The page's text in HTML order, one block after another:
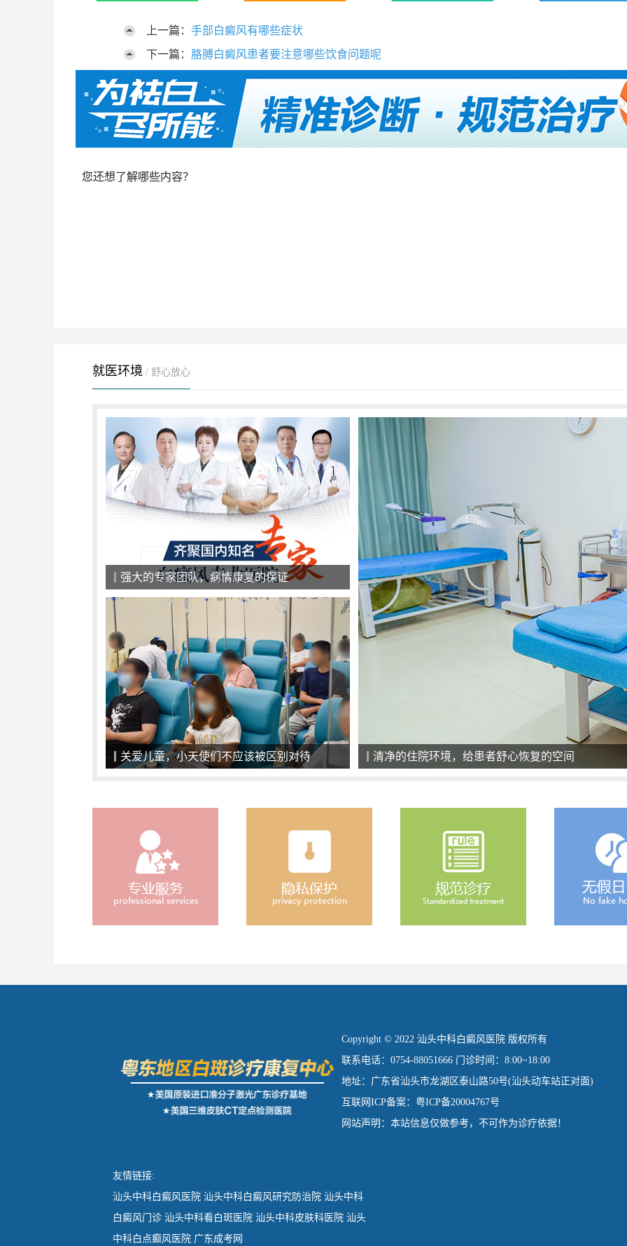
上一篇： 手部白癜风有哪些症状
下一篇： 胳膊白癜风患者要注意哪些饮食问题呢
您还想了解哪些内容？
就医环境 / 舒心放心
强大的专家团队，病情康复的保证
关爱儿童，小天使们不应该被区别对待 清净的住院环境，给患者舒心恢复的空间
Copyright © 2022 汕头中科白癜风医院 版权所有
联系电话：0754-88051666 门诊时间：8:00~18:00
地址：广东省汕头市龙湖区泰山路50号(汕头动车站正对面)
互联网ICP备案：粤ICP备20004767号
网站声明：本站信息仅做参考，不可作为诊疗依据！
友情链接:
汕头中科白癜风医院 汕头中科白癜风研究防治院 汕头中科
白癜风门诊 汕头中科看白斑医院 汕头中科皮肤科医院 汕头
中科白点癫风医院 广东成考网